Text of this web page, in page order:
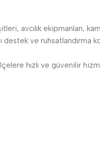
avcılık ekipmanları,
ve ruhsatlandırma
hızlı ve güvenilir